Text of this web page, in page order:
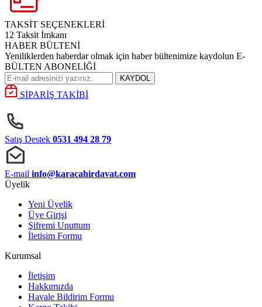
TAKSİT SEÇENEKLERİ
12 Taksit İmkanı
HABER BÜLTENİ
Yeniliklerden haberdar olmak için haber bültenimize kaydolun E-
BÜLTEN ABONELİĞİ
KAYDOL
SİPARİŞ TAKİBİ
Satış Destek 0531 494 28 79
E-mail info@karacahirdavat.com
Üyelik
Yeni Üyelik
Üye Girişi
Şifremi Unuttum
İletişim Formu
Kurumsal
İletişim
Hakkımızda
Havale Bildirim Formu